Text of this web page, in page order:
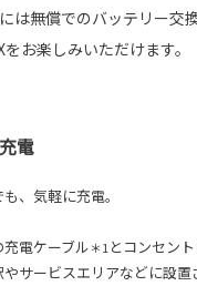
は無償でのバッテリー交
お楽しみいただけます。
電
、気軽に充電。
電ケーブル＊1 とコンセン
サービスエリアなどに設